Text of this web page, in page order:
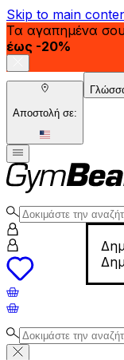
Skip to main
Τα αγαπημένα
έως -20%
Αποστολή σε: